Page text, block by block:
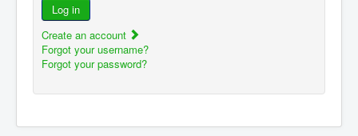
Log in
Create an account
Forgot your username?
Forgot your password?